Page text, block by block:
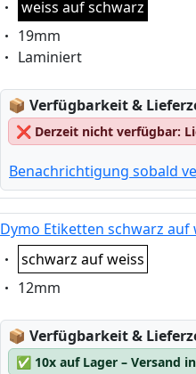
weiss auf schwarz
Eigenschaft:
19mm
Eigenschaft:
Laminiert
📦 Lagerstatus:
Verfügbarkeit &
❌ Derzeit nicht verfügbar:
Benachrichtigung sobald
Dymo Etiketten schwarz auf
Eigenschaft:
schwarz auf weiss
Eigenschaft:
12mm
📦 Lagerstatus:
Verfügbarkeit &
✅ 10x auf Lager – Versand